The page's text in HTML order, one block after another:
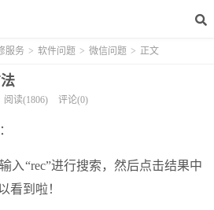
服务 > 软件问题 > 微信问题 > 正文
阅读(1806) 评论(0)
入“rec”进行搜索，然后点击结果中
看到啦！